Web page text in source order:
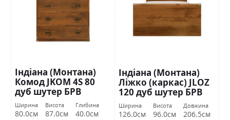
Індіана (Монтана)
Комод JKOM 4S 80
дуб шутер БРВ
Україна
Ширина
80.0см
Висота
87.0см
Глибина
40.0см
Індіана (Монтана)
Ліжко (каркас) JLOZ
120 дуб шутер БРВ
Україна
Ширина
126.0см
Висота
96.0см
Довжина
206.5см